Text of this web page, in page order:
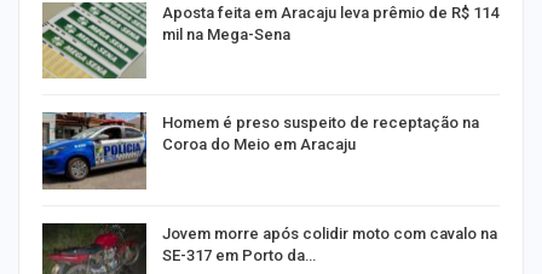
Aposta feita em Aracaju leva prêmio de R$ 114
mil na Mega-Sena
Homem é preso suspeito de receptação na
Coroa do Meio em Aracaju
Jovem morre após colidir moto com cavalo na
SE-317 em Porto da…